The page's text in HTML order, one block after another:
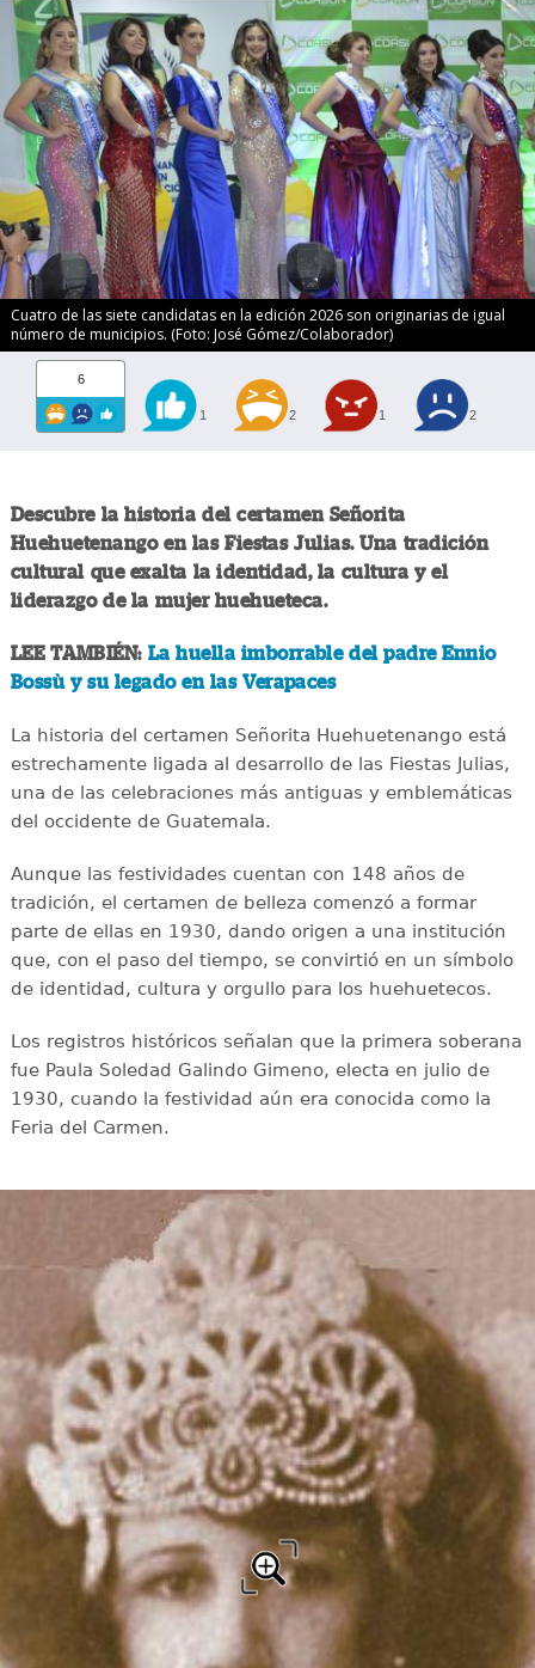
Cuatro de las siete candidatas en la edición 2026 son originarias de igual
número de municipios. (Foto: José Gómez/Colaborador)
6
1 2 1 2
Descubre la historia del certamen Señorita
Huehuetenango en las Fiestas Julias. Una tradición
cultural que exalta la identidad, la cultura y el
liderazgo de la mujer huehueteca.
LEE TAMBIÉN: La huella imborrable del padre Ennio
Bossù y su legado en las Verapaces
La historia del certamen Señorita Huehuetenango está
estrechamente ligada al desarrollo de las Fiestas Julias,
una de las celebraciones más antiguas y emblemáticas
del occidente de Guatemala.
Aunque las festividades cuentan con 148 años de
tradición, el certamen de belleza comenzó a formar
parte de ellas en 1930, dando origen a una institución
que, con el paso del tiempo, se convirtió en un símbolo
de identidad, cultura y orgullo para los huehuetecos.
Los registros históricos señalan que la primera soberana
fue Paula Soledad Galindo Gimeno, electa en julio de
1930, cuando la festividad aún era conocida como la
Feria del Carmen.